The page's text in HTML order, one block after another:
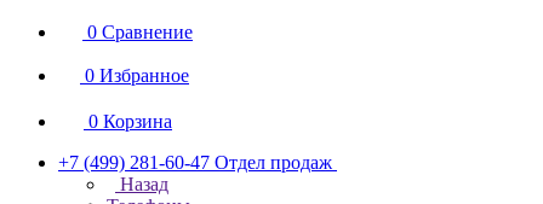
0 Сравнение
0 Избранное
0 Корзина
+7 (499) 281-60-47 Отдел продаж
Назад